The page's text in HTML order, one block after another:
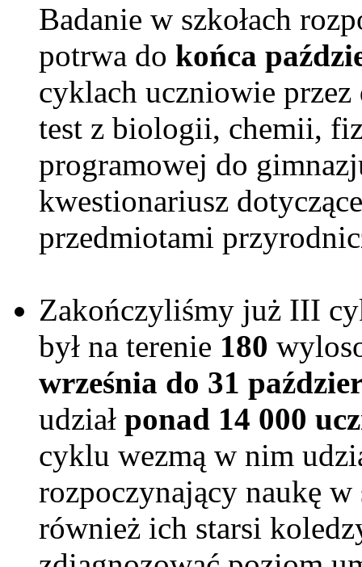
Badanie w szkołach
potrwa do końca
cyklach uczniowie
test z biologii, chemii,
programowej do
kwestionariusz
przedmiotami
Zakończyliśmy już III
był na terenie 180
września do 31
udział ponad 14 000
cyklu wezmą w nim
rozpoczynający naukę
również ich starsi